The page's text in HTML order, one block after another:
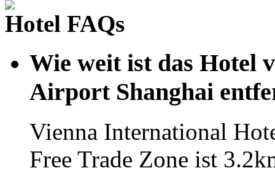
Hotel FAQs
Wie weit ist das Hotel
Airport Shanghai
Vienna International
Free Trade Zone ist